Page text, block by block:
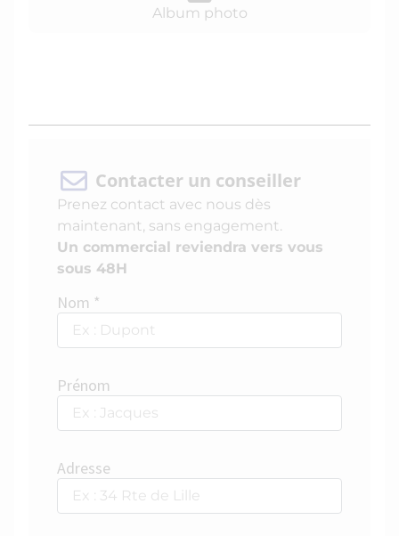
Album photo
Contacter un conseiller
Prenez contact avec nous dès
maintenant, sans engagement.
Un commercial reviendra vers vous
sous 48H
Nom *
Prénom
Adresse